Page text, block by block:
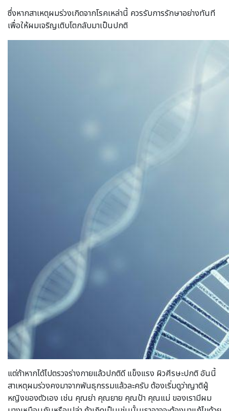
ซึ่งหากสาเหตุผมร่วงเกิดจากโรคเหล่านี้ ควรรับการรักษาอย่างทันที
เพื่อให้ผมเจริญเติบโตกลับมาเป็นปกติ
แต่ถ้าหากได้ไปตรวจร่างกายแล้วปกติดี แข็งแรง ผิวศีรษะปกติ อันนี้
สาเหตุผมร่วงคงมาจากพันธุกรรมแล้วละครับ ต้องเริ่มดูว่าญาติผู้
หญิงของตัวเอง เช่น คุณย่า คุณยาย คุณป้า คุณแม่ ของเรามีผม